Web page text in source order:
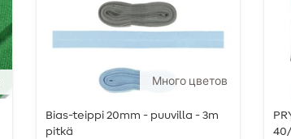
Много цветов
Bias-teippi 20mm - puuvilla - 3m
pitkä